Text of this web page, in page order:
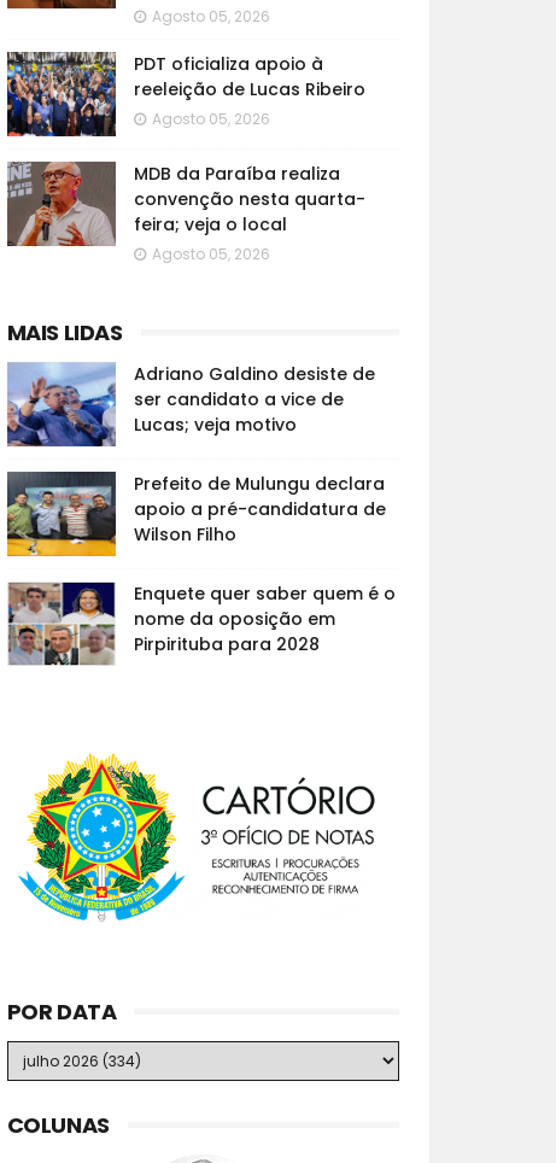
Agosto 05, 2026
PDT oficializa apoio à
reeleição de Lucas Ribeiro
Agosto 05, 2026
MDB da Paraíba realiza
convenção nesta quarta-
feira; veja o local
Agosto 05, 2026
MAIS LIDAS
Adriano Galdino desiste de
ser candidato a vice de
Lucas; veja motivo
Prefeito de Mulungu declara
apoio a pré-candidatura de
Wilson Filho
Enquete quer saber quem é o
nome da oposição em
Pirpirituba para 2028
POR DATA
COLUNAS